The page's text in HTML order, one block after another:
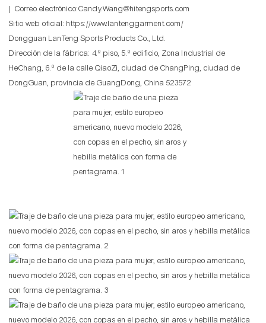
| Correo electrónico:Candy.Wang@hitengsports.com
Sitio web oficial: https://www.lantenggarment.com/
Dongguan LanTeng Sports Products Co., Ltd.
Dirección de la fábrica: 4.º piso, 5.º edificio, Zona Industrial de
HeChang, 6.º de la calle QiaoZi, ciudad de ChangPing, ciudad de
DongGuan, provincia de GuangDong, China 523572